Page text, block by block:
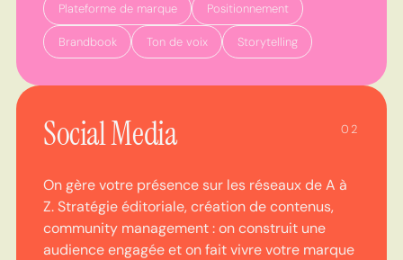
Plateforme de marque Positionnement
Brandbook Ton de voix Storytelling
02
Social Media
On gère votre présence sur les réseaux de A à
Z. Stratégie éditoriale, création de contenus,
community management : on construit une
audience engagée et on fait vivre votre marque